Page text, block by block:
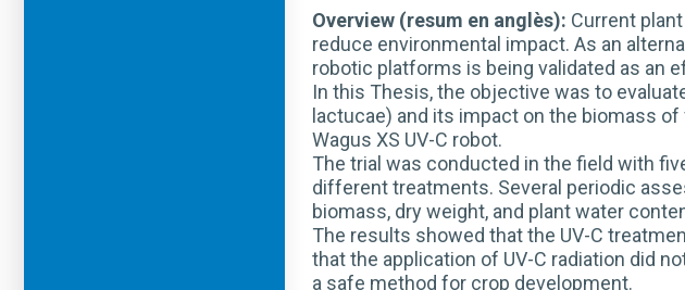
Overview (resum en anglès): Current
reduce environmental impact. As an
robotic platforms is being validated as an
In this Thesis, the objective was to
lactucae) and its impact on the biomass
Wagus XS UV-C robot.
The trial was conducted in the field with
different treatments. Several periodic
biomass, dry weight, and plant water
The results showed that the UV-C
that the application of UV-C radiation did
a safe method for crop development.